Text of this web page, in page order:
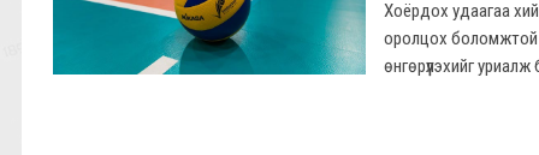
Хоёрдох удаагаа
оролцох боломжтой
өнгөрүүлэхийг